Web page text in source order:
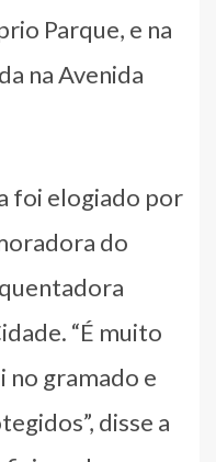
Parque, e na
na Avenida
foi elogiado por
do
“É muito
no gramado e
disse a